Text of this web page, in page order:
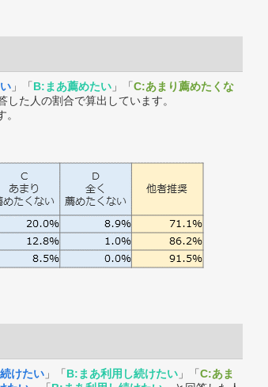
」「B:まあ薦めたい 」「C:あまり薦めたくな
した人の割合で算出しています。
けたい 」「B:まあ利用し続けたい 」「C:あま